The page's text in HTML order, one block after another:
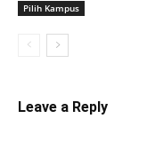
Pilih Kampus
Leave a Reply